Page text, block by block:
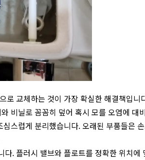
로 교체하는 것이 가장 확실한 해결책입니
비닐로 꼼꼼히 덮어 혹시 모를 오염에
스럽게 분리했습니다. 오래된 부품들은
. 플러시 밸브와 플로트를 정확한 위치